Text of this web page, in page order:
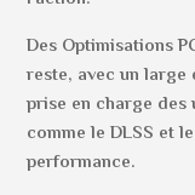
Des Optimisations
reste, avec un
prise en charge
comme le DLSS et
performance.